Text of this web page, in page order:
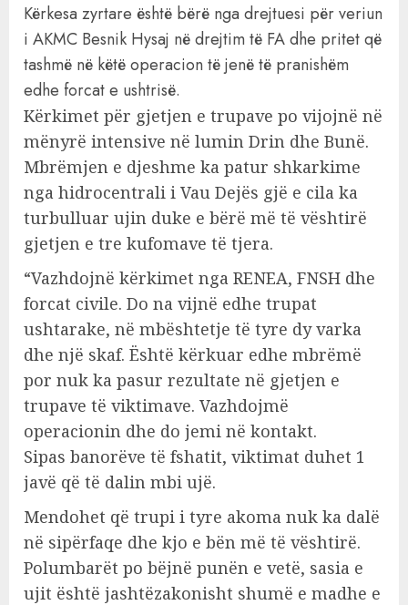
Kërkesa zyrtare është bërë nga drejtuesi për veriun
i AKMC Besnik Hysaj në drejtim të FA dhe pritet që
tashmë në këtë operacion të jenë të pranishëm
edhe forcat e ushtrisë.
Kërkimet për gjetjen e trupave po vijojnë në
mënyrë intensive në lumin Drin dhe Bunë.
Mbrëmjen e djeshme ka patur shkarkime
nga hidrocentrali i Vau Dejës gjë e cila ka
turbulluar ujin duke e bërë më të vështirë
gjetjen e tre kufomave të tjera.
“Vazhdojnë kërkimet nga RENEA, FNSH dhe
forcat civile. Do na vijnë edhe trupat
ushtarake, në mbështetje të tyre dy varka
dhe një skaf. Është kërkuar edhe mbrëmë
por nuk ka pasur rezultate në gjetjen e
trupave të viktimave. Vazhdojmë
operacionin dhe do jemi në kontakt.
Sipas banorëve të fshatit, viktimat duhet 1
javë që të dalin mbi ujë.
Mendohet që trupi i tyre akoma nuk ka dalë
në sipërfaqe dhe kjo e bën më të vështirë.
Polumbarët po bëjnë punën e vetë, sasia e
ujit është jashtëzakonisht shumë e madhe e